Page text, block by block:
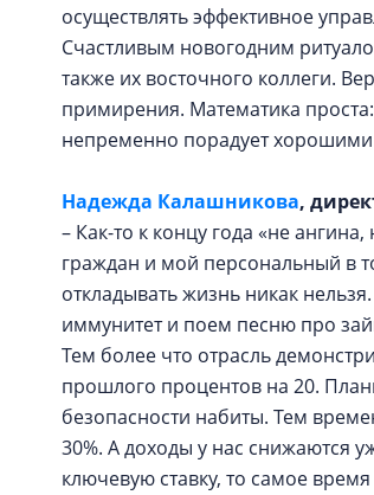
осуществлять эффективное
Счастливым новогодним
также их восточного коллеги.
примирения. Математика
непременно порадует
Надежда Калашникова,
– Как-то к концу года «не
граждан и мой персональный в
откладывать жизнь никак
иммунитет и поем песню про
Тем более что отрасль
прошлого процентов на 20.
безопасности набиты. Тем
30%. А доходы у нас снижаются
ключевую ставку, то самое